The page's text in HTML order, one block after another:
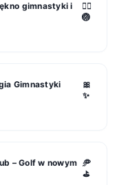
gimnastyki i
🤸‍♀️
🏐
Gimnastyki
🎀
✨
– Golf w nowym 🥏
⛳